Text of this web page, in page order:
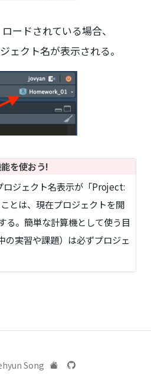
ードされている場合、
ェクト名が表示される。
を使おう!
ジェクト名表示が「Project:
とは、現在プロジェクトを開
る。簡単な計算機として使う目
の実習や課題）は必ずプロジェ
Song